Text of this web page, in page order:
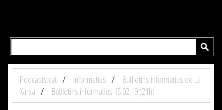
Podcasts.cat Informatius
Butlletins informatius de La
Xarxa
Butlletins informatius 15.02.19 (21h)